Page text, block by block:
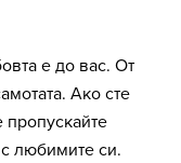
е до вас. От
Ако сте
пропускайте
любимите си.